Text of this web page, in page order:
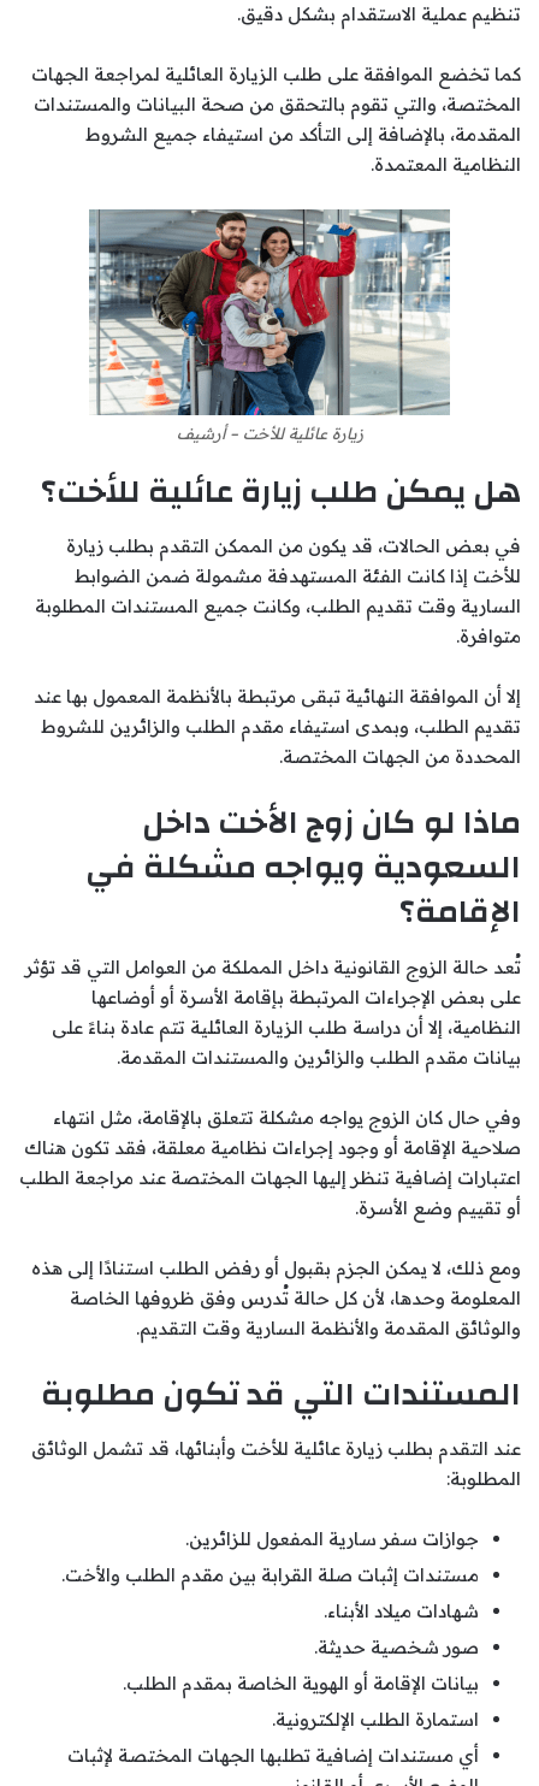
تنظيم عملية الاستقدام بشكل دقيق.
كما تخضع الموافقة على طلب الزيارة العائلية لمراجعة الجهات
المختصة، والتي تقوم بالتحقق من صحة البيانات والمستندات
المقدمة، بالإضافة إلى التأكد من استيفاء جميع الشروط
النظامية المعتمدة.
زيارة عائلية للأخت – أرشيف
هل يمكن طلب زيارة عائلية للأخت؟
في بعض الحالات، قد يكون من الممكن التقدم بطلب زيارة
للأخت إذا كانت الفئة المستهدفة مشمولة ضمن الضوابط
السارية وقت تقديم الطلب، وكانت جميع المستندات المطلوبة
متوافرة.
إلا أن الموافقة النهائية تبقى مرتبطة بالأنظمة المعمول بها عند
تقديم الطلب، وبمدى استيفاء مقدم الطلب والزائرين للشروط
المحددة من الجهات المختصة.
ماذا لو كان زوج الأخت داخل
السعودية ويواجه مشكلة في
الإقامة؟
تُعد حالة الزوج القانونية داخل المملكة من العوامل التي قد تؤثر
على بعض الإجراءات المرتبطة بإقامة الأسرة أو أوضاعها
النظامية، إلا أن دراسة طلب الزيارة العائلية تتم عادة بناءً على
بيانات مقدم الطلب والزائرين والمستندات المقدمة.
وفي حال كان الزوج يواجه مشكلة تتعلق بالإقامة، مثل انتهاء
صلاحية الإقامة أو وجود إجراءات نظامية معلقة، فقد تكون هناك
اعتبارات إضافية تنظر إليها الجهات المختصة عند مراجعة الطلب
أو تقييم وضع الأسرة.
ومع ذلك، لا يمكن الجزم بقبول أو رفض الطلب استنادًا إلى هذه
المعلومة وحدها، لأن كل حالة تُدرس وفق ظروفها الخاصة
والوثائق المقدمة والأنظمة السارية وقت التقديم.
المستندات التي قد تكون مطلوبة
عند التقدم بطلب زيارة عائلية للأخت وأبنائها، قد تشمل الوثائق
المطلوبة:
جوازات سفر سارية المفعول للزائرين.
مستندات إثبات صلة القرابة بين مقدم الطلب والأخت.
شهادات ميلاد الأبناء.
صور شخصية حديثة.
بيانات الإقامة أو الهوية الخاصة بمقدم الطلب.
استمارة الطلب الإلكترونية.
أي مستندات إضافية تطلبها الجهات المختصة لإثبات